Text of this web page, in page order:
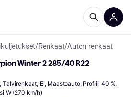
/Renkaat/Auton renkaat
Winter 2 285/40 R22
Talvirenkaat, Ei, Maastoauto, Profiili 40 %,
W (270 km/h)